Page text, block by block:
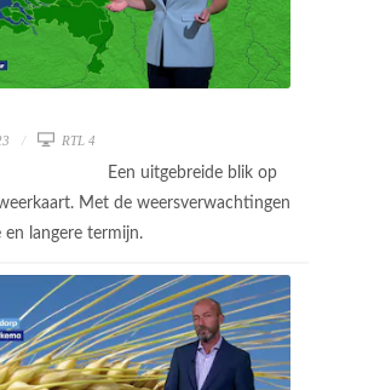
RTL 4
Een uitgebreide blik op
Met de weersverwachtingen
langere termijn.